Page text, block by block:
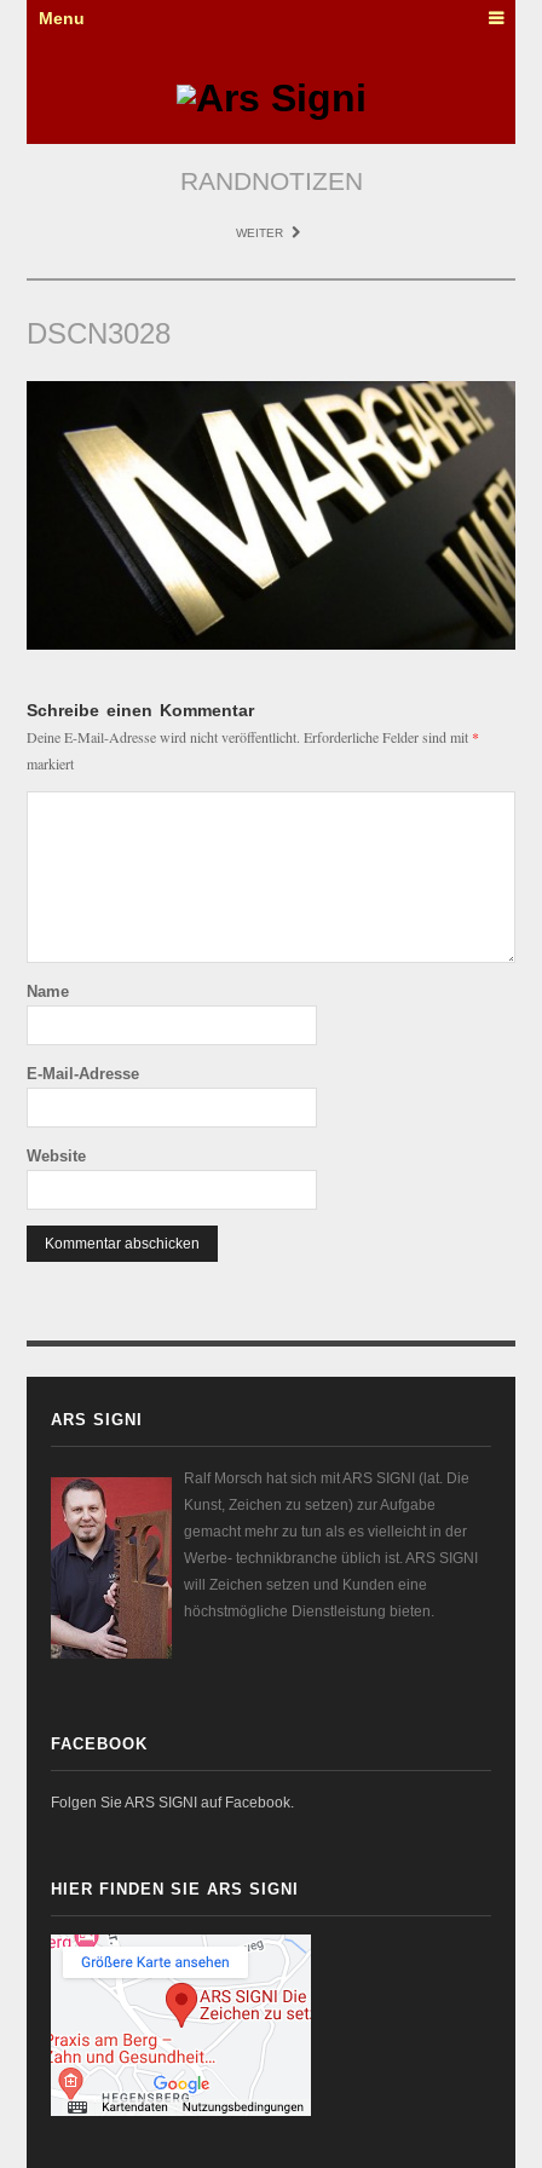
Menu
RANDNOTIZEN
WEITER
DSCN3028
Schreibe einen Kommentar
Deine E-Mail-Adresse wird nicht veröffentlicht. Erforderliche Felder sind mit *
markiert
Name
E-Mail-Adresse
Website
ARS SIGNI
Ralf Morsch hat sich mit ARS SIGNI (lat. Die
Kunst, Zeichen zu setzen) zur Aufgabe
gemacht mehr zu tun als es vielleicht in der
Werbe- technikbranche üblich ist. ARS SIGNI
will Zeichen setzen und Kunden eine
höchstmögliche Dienstleistung bieten.
FACEBOOK
Folgen Sie ARS SIGNI auf Facebook.
HIER FINDEN SIE ARS SIGNI